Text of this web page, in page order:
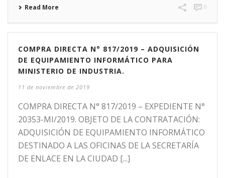
Read More 0
COMPRA DIRECTA N° 817/2019 – ADQUISICIÓN
DE EQUIPAMIENTO INFORMÁTICO PARA
MINISTERIO DE INDUSTRIA.
11 de noviembre de 2019
COMPRA DIRECTA N° 817/2019 – EXPEDIENTE N°
20353-MI/2019. OBJETO DE LA CONTRATACIÓN:
ADQUISICIÓN DE EQUIPAMIENTO INFORMÁTICO
DESTINADO A LAS OFICINAS DE LA SECRETARÍA
DE ENLACE EN LA CIUDAD [...]